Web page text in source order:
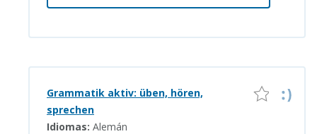
Grammatik aktiv: üben, hören,
sprechen
Idiomas: Alemán